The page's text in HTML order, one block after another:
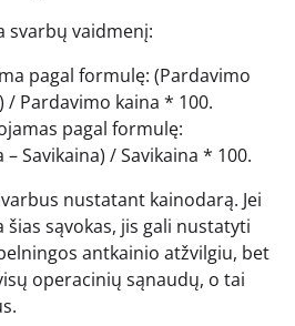
svarbų vaidmenį:
pagal formulę: (Pardavimo
/ Pardavimo kaina * 100.
pagal formulę:
Savikaina) / Savikaina * 100.
nustatant kainodarą. Jei
sąvokas, jis gali nustatyti
antkainio atžvilgiu, bet
operacinių sąnaudų, o tai